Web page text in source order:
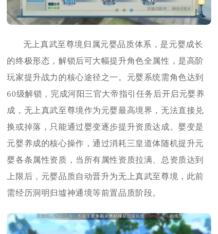
无上真武至尊境归属元婴品质体系，是元婴成长
的终极形态，解锁后可大幅提升角色全属性，是高阶
玩家提升战力的核心途径之一。元婴系统需角色达到
60级解锁，完成河阳三官大帝指引任务后开启元婴养
成，无上真武至尊境作为元婴最高境界，无法直接兑
换或掉落，只能通过婴变逐步提升资质达成。婴变是
元婴养成的核心操作，通过消耗三皇道体随机提升元
婴各条属性资质，当所有属性资质拉满、总资质达到
上限后，元婴品质自动晋升为无上真武至尊境，此前
需经历洞明归墟神通境等前置品质阶段。